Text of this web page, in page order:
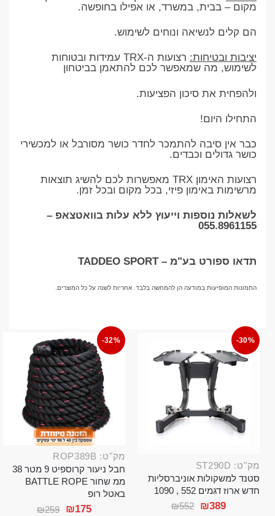
מקום – בבית, במשרד, או אפילו בחופשה.
הם קלים לנשיאה ונוחים לשימוש.
יציבות ובטיחות:
רצועות ה-TRX עמידות ובטוחות
לשימוש, מה שמאפשר לכם להתאמן בביטחון
ולהפחית את סיכון הפציעות.
התחילו היום!
כבר אין סיבה להתמכר לחדר כושר מסורבל או למכשירי
כושר גדולים וכבדים.
רצועות האימון TRX מאפשרות לכם להשיג תוצאות
מרשימות באימון פיזי, בכל מקום ובכל זמן.
לשאלות נוספות וייעוץ ללא עלות בוואטצאפ –
055.8961155
תדאו ספורט בע"מ – TADDEO SPORT
התמונות המופיעות במודעה הן להמחשה בלבד. אחריות לשנה על כל המוצרים.
-30%
מק"ט: ST290D
סטנד למשקולות אוניברסליות
חדש ארוז דגמים 552 , 1090
₪552 ₪389
-32%
מק"ט: ROP389B
חבל ניעור קרוספיט 9 מטר 38
ממ שחור BATTLE ROPE
באטל רופ
₪259 ₪175